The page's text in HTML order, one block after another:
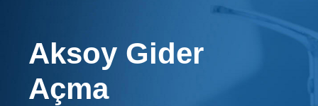
Aksoy Gider
Açma